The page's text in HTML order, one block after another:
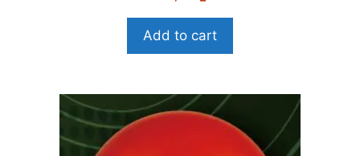
à
5
Add to cart